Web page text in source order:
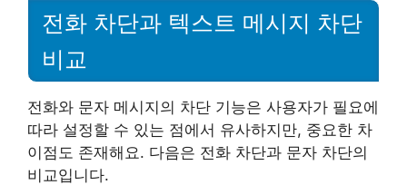
전화 차단과 텍스트 메시지 차단
비교
전화와 문자 메시지의 차단 기능은 사용자가 필요에
따라 설정할 수 있는 점에서 유사하지만, 중요한 차
이점도 존재해요. 다음은 전화 차단과 문자 차단의
비교입니다.